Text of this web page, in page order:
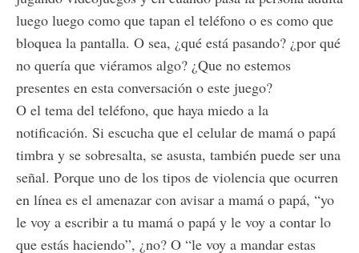
luego luego como que tapan el teléfono o es como que
bloquea la pantalla. O sea, ¿qué está pasando? ¿por qué
no quería que viéramos algo? ¿Que no estemos
presentes en esta conversación o este juego?
O el tema del teléfono, que haya miedo a la
notificación. Si escucha que el celular de mamá o papá
timbra y se sobresalta, se asusta, también puede ser una
señal. Porque uno de los tipos de violencia que ocurren
en línea es el amenazar con avisar a mamá o papá, “yo
le voy a escribir a tu mamá o papá y le voy a contar lo
que estás haciendo”, ¿no? O “le voy a mandar estas